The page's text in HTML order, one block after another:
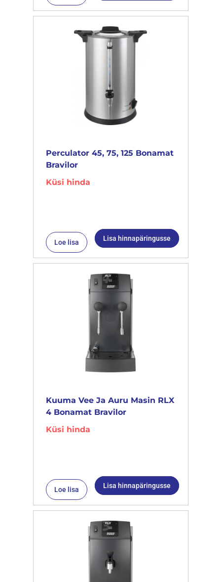
Perculator 45, 75, 125 Bonamat
Bravilor
Küsi hinda
Loe lisa Lisa hinnapäringusse
Kuuma Vee Ja Auru Masin RLX
4 Bonamat Bravilor
Küsi hinda
Loe lisa Lisa hinnapäringusse